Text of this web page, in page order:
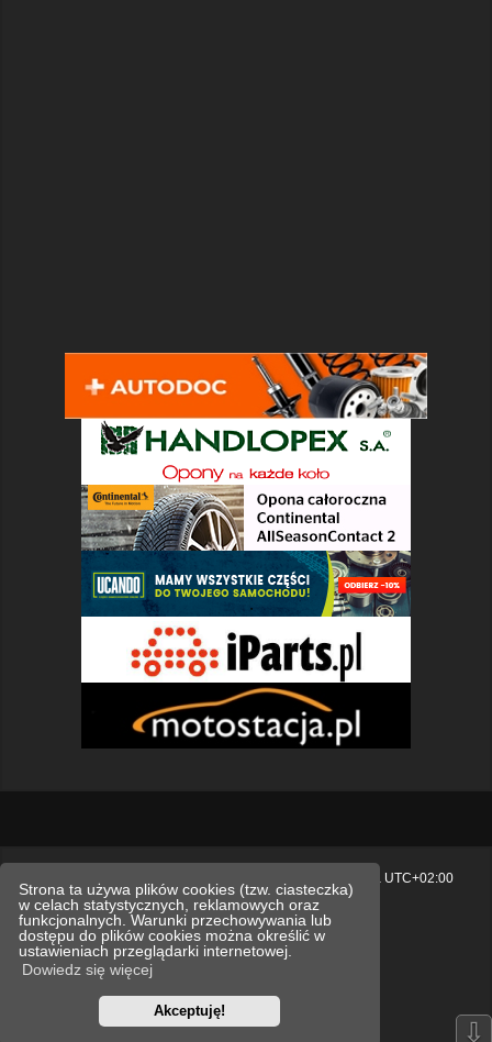
Strona ta używa plików cookies (tzw. ciasteczka)
w celach statystycznych, reklamowych oraz
funkcjonalnych. Warunki przechowywania lub
dostępu do plików cookies można określić w
ustawieniach przeglądarki internetowej.
Dowiedz się więcej
Akceptuję!
Strefa czasowa UTC+02:00
Polityka prywatności.
Technologię dostarczaphpBB® Forum Software © phpBB Limited
Polski pakiet językowy dostarczaphpBB.pl
we_universal created by INVENTEA & v12mike
phpBB SEO ⇩